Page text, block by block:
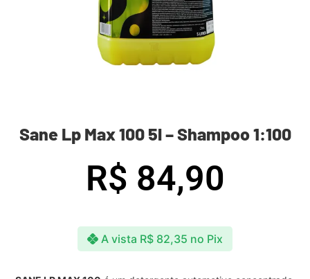
Sane Lp Max 100 5l – Shampoo 1:100
R$ 84,90
A vista R$ 82,35 no Pix